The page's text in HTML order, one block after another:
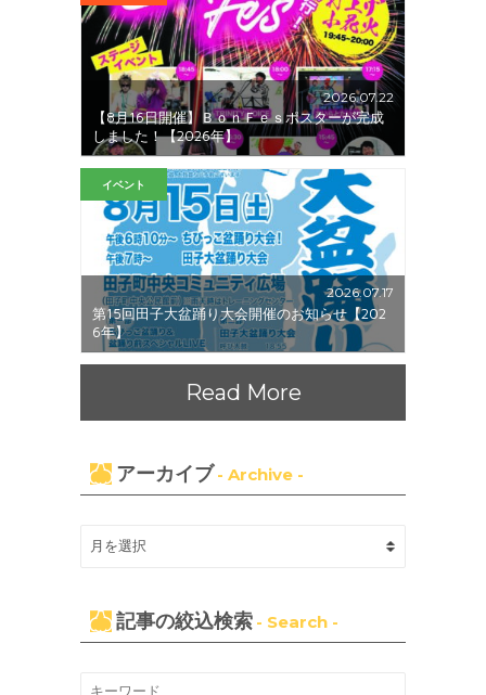
2026.07.22
【8月16日開催】ＢｏｎＦｅｓポスターが完成
しました！【2026年】
イベント
2026.07.17
第15回田子大盆踊り大会開催のお知らせ【202
6年】
Read More
アーカイブ - Archive -
記事の絞込検索 - Search -